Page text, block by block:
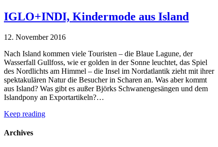
IGLO+INDI, Kindermode aus Island
12. November 2016
Nach Island kommen viele Touristen – die Blaue Lagune, der
Wasserfall Gullfoss, wie er golden in der Sonne leuchtet, das Spiel
des Nordlichts am Himmel – die Insel im Nordatlantik zieht mit ihrer
spektakulären Natur die Besucher in Scharen an. Was aber kommt
aus Island? Was gibt es außer Björks Schwanengesängen und dem
Islandpony an Exportartikeln?…
Keep reading
Archives